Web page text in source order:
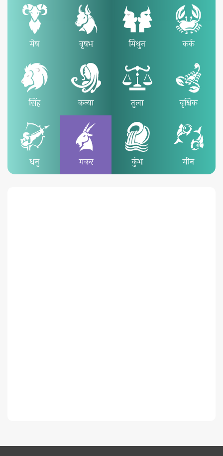
मेष वृषभ मिथुन कर्क
सिंह कन्या तुला वृश्चिक
धनु मकर कुंभ मीन